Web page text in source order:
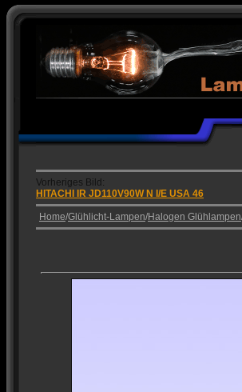
Vorheriges Bild:
HITACHI IR JD110V90W N I/E USA 46
Home/Glühlicht-Lampen/Halogen Glühlampen